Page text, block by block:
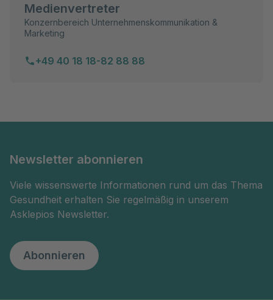
Medienvertreter
Konzernbereich Unternehmenskommunikation &
Marketing
+49 40 18 18-82 88 88
Newsletter abonnieren
Viele wissenswerte Informationen rund um das Thema
Gesundheit erhalten Sie regelmäßig in unserem
Asklepios Newsletter.
Abonnieren